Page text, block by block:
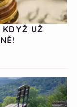
KDYŽ UŽ